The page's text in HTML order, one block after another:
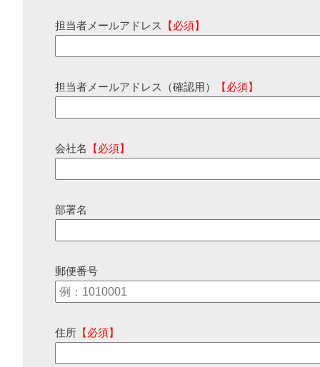
担当者メールアドレス 【必須】
担当者メールアドレス（確認用） 【必須】
会社名 【必須】
部署名
郵便番号
住所 【必須】